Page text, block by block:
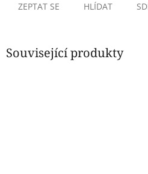
ZEPTAT SE HLÍDAT
Související produkty